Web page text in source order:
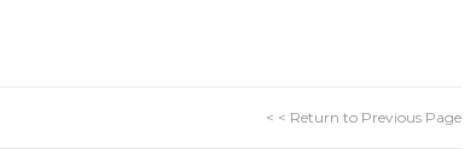
< < Return to Previous Page